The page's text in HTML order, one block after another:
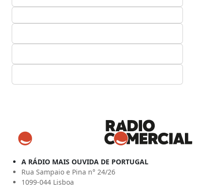
A RÁDIO MAIS OUVIDA DE PORTUGAL
Rua Sampaio e Pina n° 24/26
1099-044 Lisboa